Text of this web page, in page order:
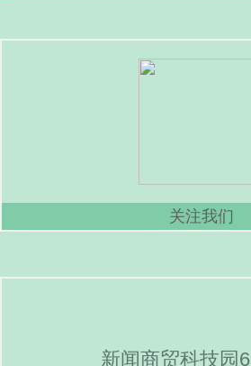
关注我们
新闻商贸科技园